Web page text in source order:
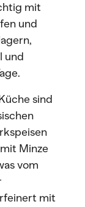
mit
und
und
sind
Minze
vom
mit